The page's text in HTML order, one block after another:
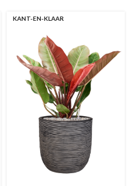
KANT-EN-KLAAR